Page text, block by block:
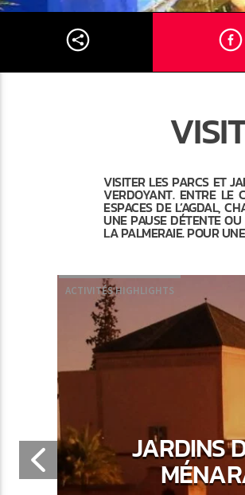
VISITER LES PARCS ET
VERDOYANT. ENTRE LE
ESPACES DE L’AGDAL,
UNE PAUSE DÉTENTE
LA PALMERAIE. POUR
ACTIVITÉS HIGHLIGHTS
JARDINS